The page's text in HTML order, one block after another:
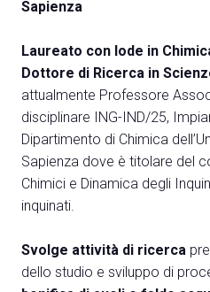
Treno, aereo o auto?
raggiungere la Fiera di
SCOPRI COME ARRIVARE
CLICCA QUI
Accedi alla sezione Come
Sapienza
Laureato con lode in
Dottore di Ricerca in
attualmente Professore
disciplinare ING-IND/25,
Dipartimento di Chimica
Sapienza dove è titolare del
Chimici e Dinamica degli
inquinati.
Svolge attività di ricerca
dello studio e sviluppo di